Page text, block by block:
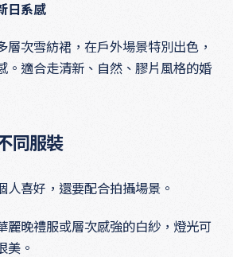
日系感
層次雪紡裙，在戶外場景特別出色，
。適合走清新、自然、膠片風格的婚
同服裝
人喜好，還要配合拍攝場景。
麗晚禮服或層次感強的白紗，燈光可
美。